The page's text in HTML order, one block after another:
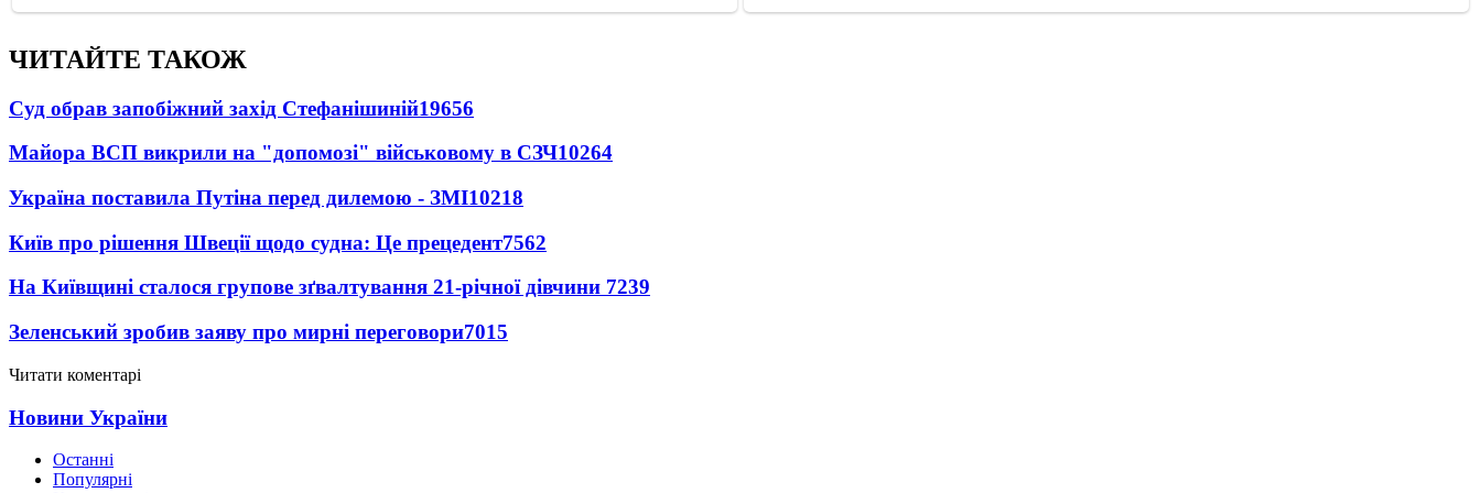
ЧИТАЙТЕ ТАКОЖ
Суд обрав запобіжний захід Стефанішиній19656
Майора ВСП викрили на "допомозі" військовому в СЗЧ10264
Україна поставила Путіна перед дилемою - ЗМІ10218
Київ про рішення Швеції щодо судна: Це прецедент7562
На Київщині сталося групове зґвалтування 21-річної дівчини 7239
Зеленський зробив заяву про мирні переговори7015
Читати коментарі
Новини України
Останні
Популярні